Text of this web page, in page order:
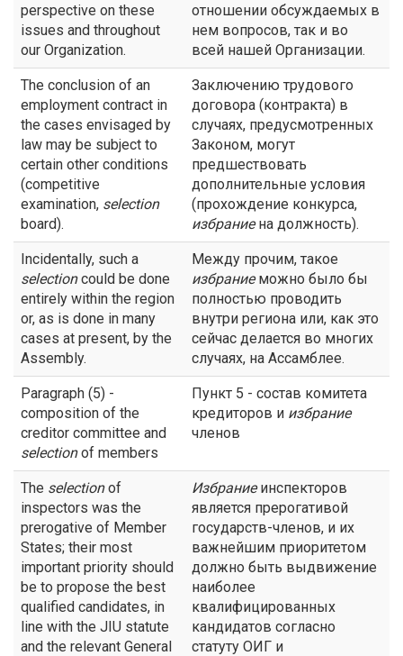
perspective on these
issues and throughout
our Organization.
отношении обсуждаемых в
нем вопросов, так и во
всей нашей Организации.
The conclusion of an
employment contract in
the cases envisaged by
law may be subject to
certain other conditions
(competitive
examination, selection
board).
Заключению трудового
договора (контракта) в
случаях, предусмотренных
Законом, могут
предшествовать
дополнительные условия
(прохождение конкурса,
избраниена должность).
Incidentally, such a
selectioncould be done
entirely within the region
or, as is done in many
cases at present, by the
Assembly.
Между прочим, такое
избраниеможно было бы
полностью проводить
внутри региона или, как это
сейчас делается во многих
случаях, на Ассамблее.
Paragraph (5) -
composition of the
creditor committee and
selectionof members
Пункт 5 - состав комитета
кредиторов и избрание
членов
The selectionof
inspectors was the
prerogative of Member
States; their most
important priority should
be to propose the best
qualified candidates, in
line with the JIU statute
and the relevant General
Избраниеинспекторов
является прерогативой
государств-членов, и их
важнейшим приоритетом
должно быть выдвижение
наиболее
квалифицированных
кандидатов согласно
статуту ОИГ и